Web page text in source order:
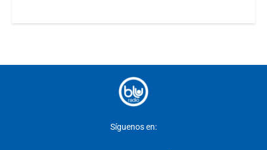
Síguenos en: